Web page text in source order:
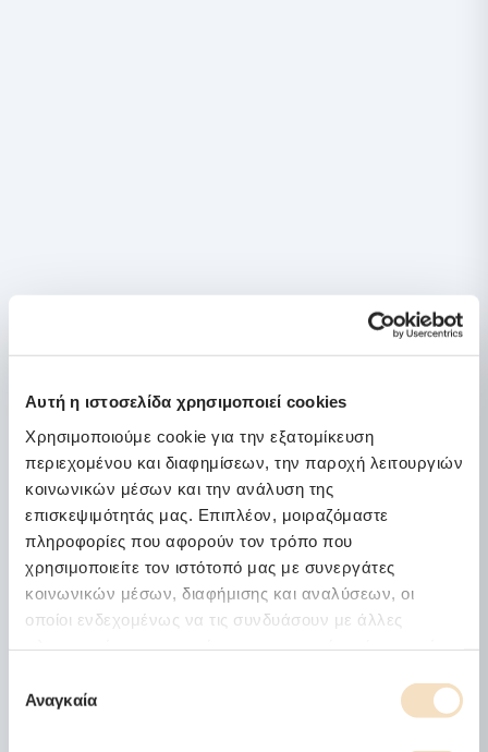
Αυτή η ιστοσελίδα χρησιμοποιεί cookies
Χρησιμοποιούμε cookie για την εξατομίκευση
περιεχομένου και διαφημίσεων, την παροχή λειτουργιών
κοινωνικών μέσων και την ανάλυση της
επισκεψιμότητάς μας. Επιπλέον, μοιραζόμαστε
πληροφορίες που αφορούν τον τρόπο που
χρησιμοποιείτε τον ιστότοπό μας με συνεργάτες
κοινωνικών μέσων, διαφήμισης και αναλύσεων, οι
οποίοι ενδεχομένως να τις συνδυάσουν με άλλες
των υπηρεσιών τους.
συγκατάθεσης
Αναγκαία
~30 εκ. ύψος
Μέτριο προς σκληρό
στρώμα